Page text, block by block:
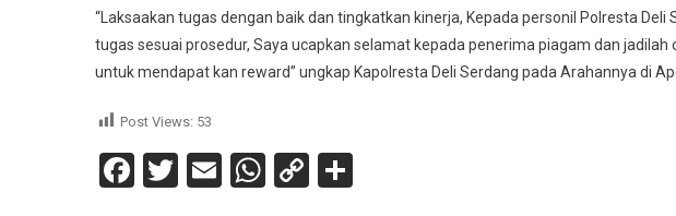
“Laksaakan tugas dengan baik dan tingkatkan kinerja, Kepada personil Polresta
tugas sesuai prosedur, Saya ucapkan selamat kepada penerima piagam dan
untuk mendapat kan reward” ungkap Kapolresta Deli Serdang pada Arahannya di
Post Views: 53
Facebook
Twitter
EmailWhatsApp
Copy